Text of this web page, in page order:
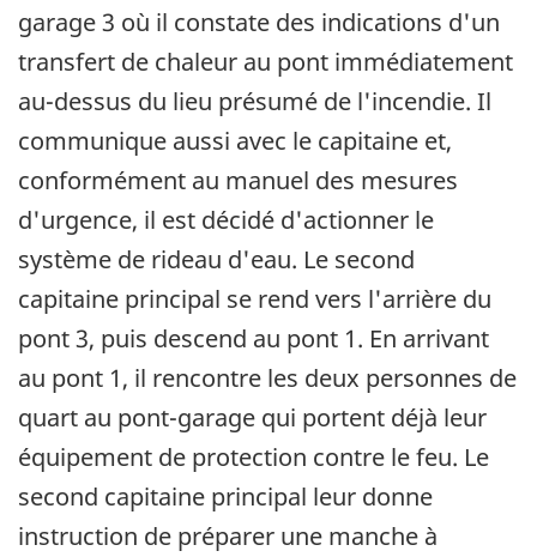
garage 3 où il constate des indications d'un
transfert de chaleur au pont immédiatement
au-dessus du lieu présumé de l'incendie. Il
communique aussi avec le capitaine et,
conformément au manuel des mesures
d'urgence, il est décidé d'actionner le
système de rideau d'eau. Le second
capitaine principal se rend vers l'arrière du
pont 3, puis descend au pont 1. En arrivant
au pont 1, il rencontre les deux personnes de
quart au pont-garage qui portent déjà leur
équipement de protection contre le feu. Le
second capitaine principal leur donne
instruction de préparer une manche à